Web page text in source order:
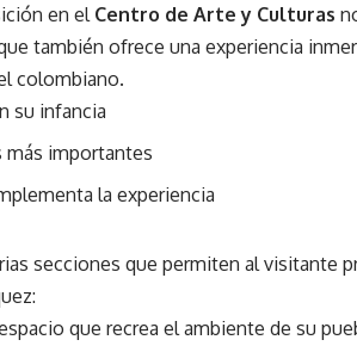
en elCentro de Arte y Culturas
también ofrece una experiencia
colombiano.
su infancia
más importantes
la experiencia
secciones que permiten al visitante
que recrea el ambiente de su